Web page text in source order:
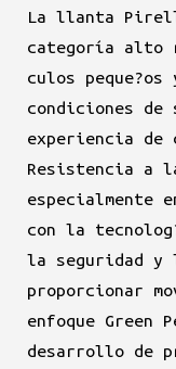
La llanta
categoría alto
culos
condiciones de
experiencia de
Resistencia a
especialmente
con la
la seguridad y
proporcionar
enfoque Green
desarrollo de